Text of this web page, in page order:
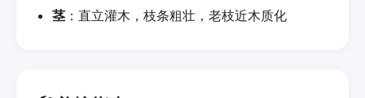
茎 ：直立灌木，枝条粗壮，老枝近木质化